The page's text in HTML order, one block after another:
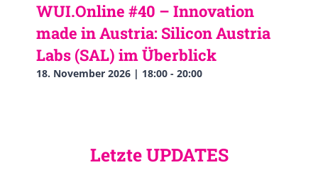
WUI.Online #40 – Innovation
made in Austria: Silicon Austria
Labs (SAL) im Überblick
18. November 2026 | 18:00 - 20:00
Letzte UPDATES